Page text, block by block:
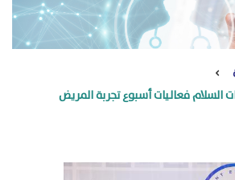
فعاليات أسبوع تجربة المريض